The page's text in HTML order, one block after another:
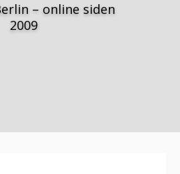
– online siden
2009